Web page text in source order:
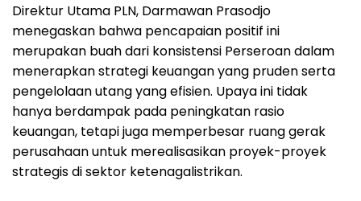
Direktur Utama PLN, Darmawan Prasodjo
menegaskan bahwa pencapaian positif ini
merupakan buah dari konsistensi Perseroan dalam
menerapkan strategi keuangan yang pruden serta
pengelolaan utang yang efisien. Upaya ini tidak
hanya berdampak pada peningkatan rasio
keuangan, tetapi juga memperbesar ruang gerak
perusahaan untuk merealisasikan proyek-proyek
strategis di sektor ketenagalistrikan.